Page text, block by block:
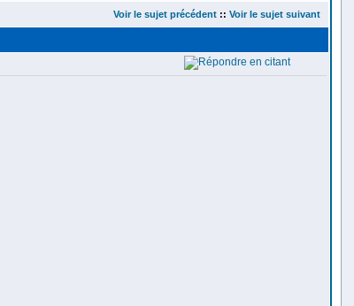
Voir le sujet précédent :: Voir le sujet suivant